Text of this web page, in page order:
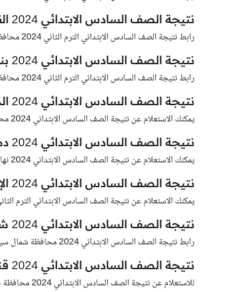
نتيجة الصف السادس الابتدائي 2024 القليوبية
رابط نتيجة الصف السادس الابتدائي الترم الثاني 2024 محافظة القليوبية فور ظهورها .
نتيجة الصف السادس الابتدائي 2024 بني سويف
رابط نتيجة الصف السادس الابتدائي الترم الثاني 2024 محافظة بني سويف .
نتيجة الصف السادس الابتدائي 2024 المنوفية
يمكنك الاستعلام عن نتيجة الصف السادس الابتدائي 2024 محافظة المنوفية فور ظهورها .
نتيجة الصف السادس الابتدائي 2024 دمياط
يمكنك الاستعلام عن نتيجة الصف السادس الابتدائي 2024 نهاية العام محافظة دمياط فور ظهورها.
نتيجة الصف السادس الابتدائي 2024 الإسماعيلية
يمكنك الاستعلام عن نتيجة الصف السادس الابتدائي الترم الثاني 2024 محافظة الإسماعيلية فور
نتيجة الصف السادس الابتدائي 2024 شمال سيناء
رابط نتيجة الصف السادس الابتدائي 2024 محافظة شمال سيناء فور ظهورها .
نتيجة الصف السادس الابتدائي 2024 قنا
للاستعلام عن نتيجة الصف السادس الابتدائي 2024 محافظة قنا فور ظهورها .